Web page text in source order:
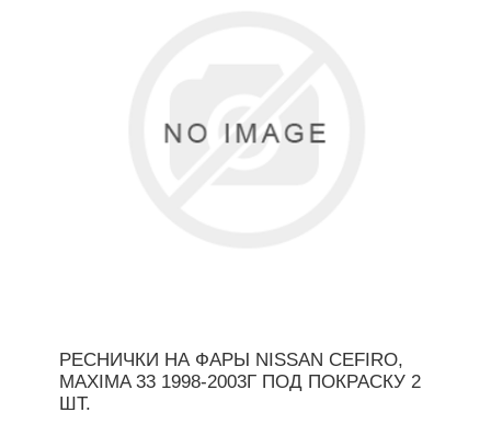
РЕСНИЧКИ НА ФАРЫ NISSAN CEFIRO,
MAXIMA 33 1998-2003Г ПОД ПОКРАСКУ 2
ШТ.